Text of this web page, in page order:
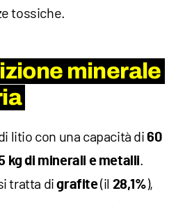
tossiche.
minerale
litio con una capacità di60
kg di minerali e metalli.
tratta digrafite(il 28,1%),